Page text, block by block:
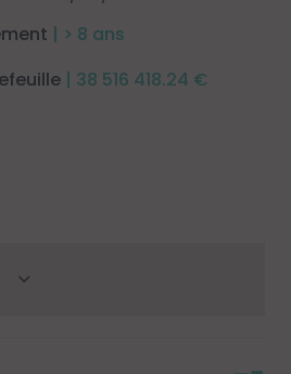
| > 8 ans
| 38 516 418.24 €